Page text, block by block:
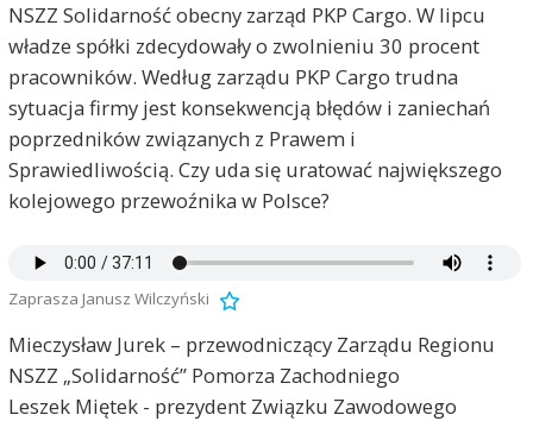
NSZZ Solidarność obecny zarząd PKP Cargo. W lipcu
władze spółki zdecydowały o zwolnieniu 30 procent
pracowników. Według zarządu PKP Cargo trudna
sytuacja firmy jest konsekwencją błędów i zaniechań
poprzedników związanych z Prawem i
Sprawiedliwością. Czy uda się uratować największego
kolejowego przewoźnika w Polsce?
Zaprasza Janusz Wilczyński
Mieczysław Jurek – przewodniczący Zarządu Regionu
NSZZ „Solidarność” Pomorza Zachodniego
Leszek Miętek - prezydent Związku Zawodowego